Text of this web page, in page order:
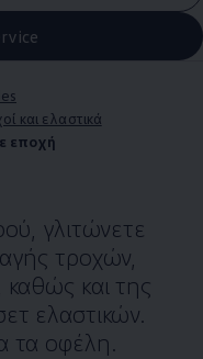
και ελαστικά
εποχή
γλιτώνετε
τροχών,
και της
ελαστικών.
τα οφέλη.